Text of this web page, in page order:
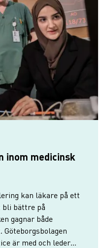
inom medicinsk
kan läkare på ett
bli bättre på
gagnar både
är med och leder